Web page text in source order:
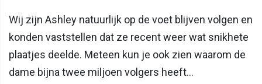
Wij zijn Ashley natuurlijk op de voet blijven volgen en
konden vaststellen dat ze recent weer wat snikhete
plaatjes deelde. Meteen kun je ook zien waarom de
dame bijna twee miljoen volgers heeft...